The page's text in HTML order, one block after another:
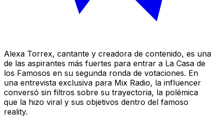
Alexa Torrex, cantante y creadora de contenido, es una
de las aspirantes más fuertes para entrar a La Casa de
los Famosos en su segunda ronda de votaciones. En
una entrevista exclusiva para Mix Radio, la influencer
conversó sin filtros sobre su trayectoria, la polémica
que la hizo viral y sus objetivos dentro del famoso
reality.